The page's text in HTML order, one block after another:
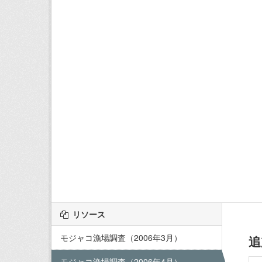
リソース
モジャコ漁場調査（2006年3月）